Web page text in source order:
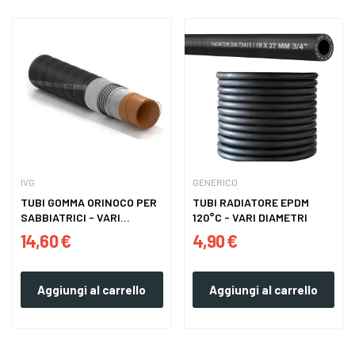
IVG
TUBI GOMMA ORINOCO PER
SABBIATRICI - VARI
DIAMETRI
14,60 €
Aggiungi al carrello
GENERICO
TUBI RADIATORE EPDM
120°C - VARI DIAMETRI
4,90 €
Aggiungi al carrello